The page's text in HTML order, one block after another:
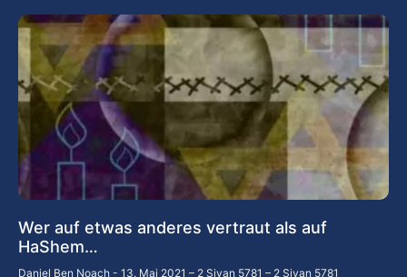
Wer auf etwas anderes vertraut als auf
HaShem…
Daniel Ben Noach 13. Mai 2021 – 2 Sivan 5781 – 2 Sivan 5781